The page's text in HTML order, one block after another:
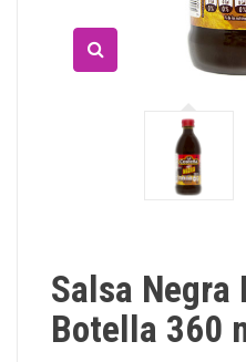
Salsa Negra
Botella 360